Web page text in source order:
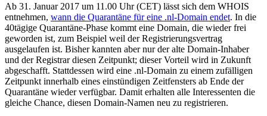
Ab 31. Januar 2017 um 11.00 Uhr (CET) lässt sich dem WHOIS
entnehmen, wann die Quarantäne für eine .nl-Domain endet. In die
40tägige Quarantäne-Phase kommt eine Domain, die wieder frei
geworden ist, zum Beispiel weil der Registrierungsvertrag
ausgelaufen ist. Bisher kannten aber nur der alte Domain-Inhaber
und der Registrar diesen Zeitpunkt; dieser Vorteil wird in Zukunft
abgeschafft. Stattdessen wird eine .nl-Domain zu einem zufälligen
Zeitpunkt innerhalb eines einstündigen Zeitfensters ab Ende der
Quarantäne wieder verfügbar. Damit erhalten alle Interessenten die
gleiche Chance, diesen Domain-Namen neu zu registrieren.